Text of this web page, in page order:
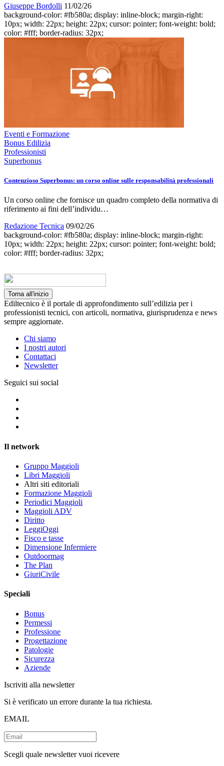
Giuseppe Bordolli 11/02/26
background-color: #fb580a; display: inline-block; margin-right:
10px; width: 22px; height: 22px; cursor: pointer; font-weight: bold;
color: #fff; border-radius: 32px;
Eventi e Formazione
Bonus Edilizia
Professionisti
Superbonus
Contenzioso Superbonus: un corso online sulle responsabilità professionali
Un corso online che fornisce un quadro completo della normativa di
riferimento ai fini dell’individu…
Redazione Tecnica 09/02/26
background-color: #fb580a; display: inline-block; margin-right:
10px; width: 22px; height: 22px; cursor: pointer; font-weight: bold;
color: #fff; border-radius: 32px;
Torna all'inizio
Ediltecnico è il portale di approfondimento sull’edilizia per i
professionisti tecnici, con articoli, normativa, giurisprudenza e news
sempre aggiornate.
Chi siamo
I nostri autori
Contattaci
Newsletter
Seguici sui social
Il network
Gruppo Maggioli
Libri Maggioli
Altri siti editoriali
Formazione Maggioli
Periodici Maggioli
Maggioli ADV
Diritto
LeggiOggi
Fisco e tasse
Dimensione Infermiere
Outdoormag
The Plan
GiuriCivile
Speciali
Bonus
Permessi
Professione
Progettazione
Patologie
Sicurezza
Aziende
Iscriviti alla newsletter
Si è verificato un errore durante la tua richiesta.
EMAIL
Scegli quale newsletter vuoi ricevere